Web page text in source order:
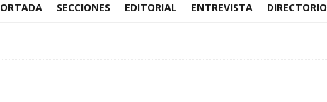
SECCIONES EDITORIAL ENTREVISTA DIRECTORIO